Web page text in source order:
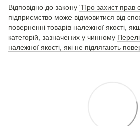
Відповідно до закону "Про захист прав
підприємство може відмовитися від
поверненні товарів належної якості,
категорій, зазначених у чинному
належної якості, які не підлягають